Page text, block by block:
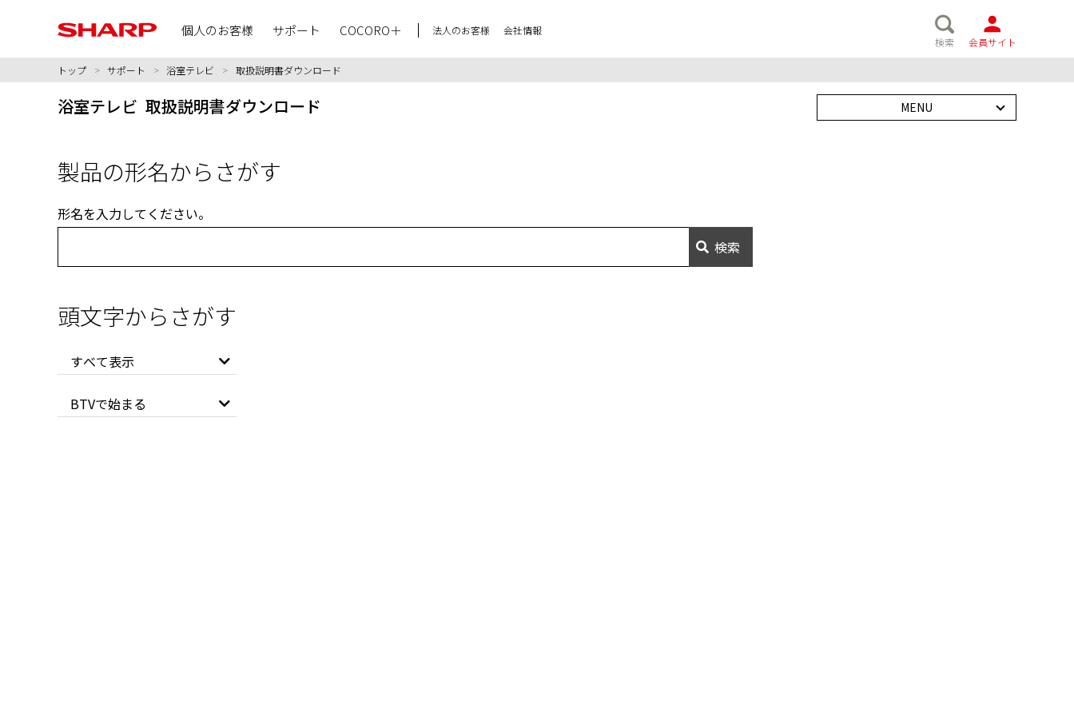
個人のお客様 サポート COCORO＋ 法人のお客様
会社情報
検索
会員サイト
トップ > サポート > 浴室テレビ > 取扱説明書ダウンロード
浴室テレビ 取扱説明書ダウンロード MENU
製品の形名からさがす
形名を入力してください。
検索
頭文字からさがす
すべて表示
BTVで始まる